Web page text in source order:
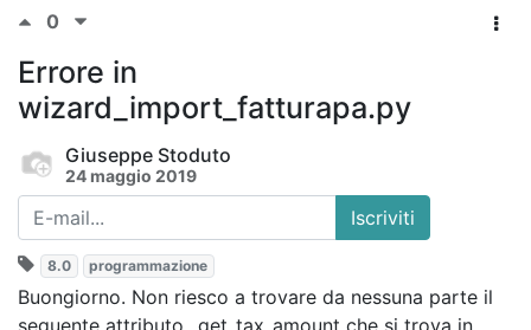
0
Errore in
wizard_import_fatturapa.py
Giuseppe Stoduto
24 maggio 2019
Iscriviti
8.0 programmazione
Buongiorno. Non riesco a trovare da nessuna parte il